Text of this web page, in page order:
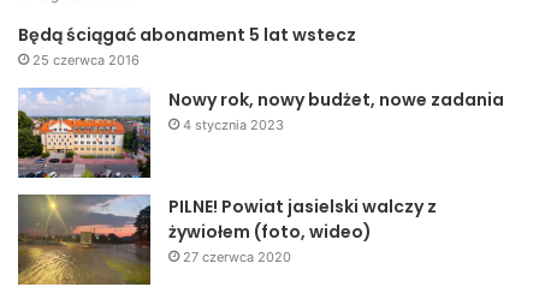
Będą ściągać abonament 5 lat wstecz
25 czerwca 2016
Nowy rok, nowy budżet, nowe zadania
4 stycznia 2023
PILNE! Powiat jasielski walczy z
żywiołem (foto, wideo)
27 czerwca 2020